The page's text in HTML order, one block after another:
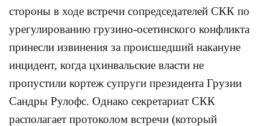
стороны в ходе встречи сопредседателей СКК по
урегулированию грузино-осетинского конфликта
принесли извинения за происшедший накануне
инцидент, когда цхинвальские власти не
пропустили кортеж супруги президента Грузии
Сандры Рулофс. Однако секретариат СКК
располагает протоколом встречи (который